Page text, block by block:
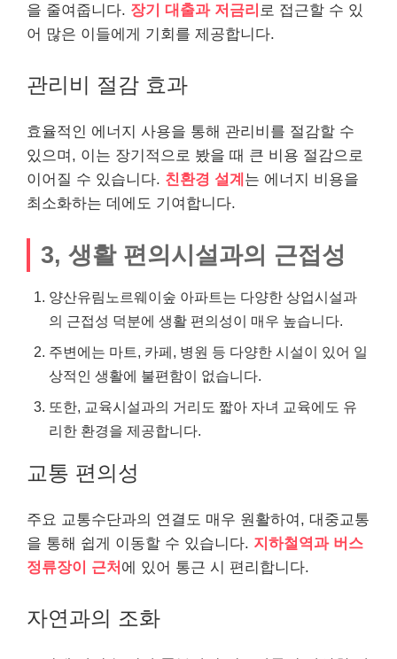
을 줄여줍니다. 장기 대출과 저금리 로 접근할 수 있
어 많은 이들에게 기회를 제공합니다.
관리비 절감 효과
효율적인 에너지 사용을 통해 관리비를 절감할 수
있으며, 이는 장기적으로 봤을 때 큰 비용 절감으로
이어질 수 있습니다. 친환경 설계 는 에너지 비용을
최소화하는 데에도 기여합니다.
3, 생활 편의시설과의 근접성
양산유림노르웨이숲 아파트는 다양한 상업시설과
의 근접성 덕분에 생활 편의성이 매우 높습니다.
주변에는 마트, 카페, 병원 등 다양한 시설이 있어 일
상적인 생활에 불편함이 없습니다.
또한, 교육시설과의 거리도 짧아 자녀 교육에도 유
리한 환경을 제공합니다.
교통 편의성
주요 교통수단과의 연결도 매우 원활하여, 대중교통
을 통해 쉽게 이동할 수 있습니다. 지하철역과 버스
정류장이 근처 에 있어 통근 시 편리합니다.
자연과의 조화